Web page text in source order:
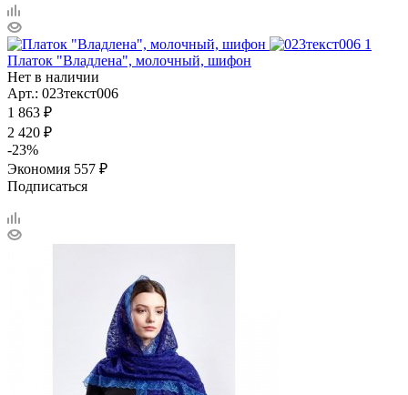
Платок "Владлена", молочный, шифон
Нет в наличии
Арт.: 023текст006
1 863 ₽
2 420 ₽
-23%
Экономия 557 ₽
Подписаться